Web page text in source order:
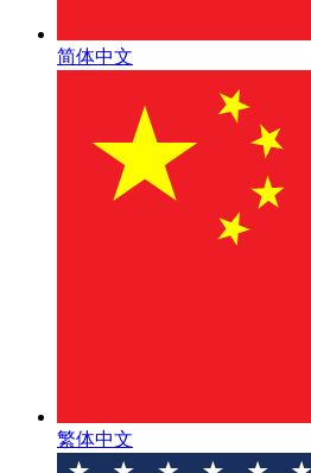
简体中文
繁体中文